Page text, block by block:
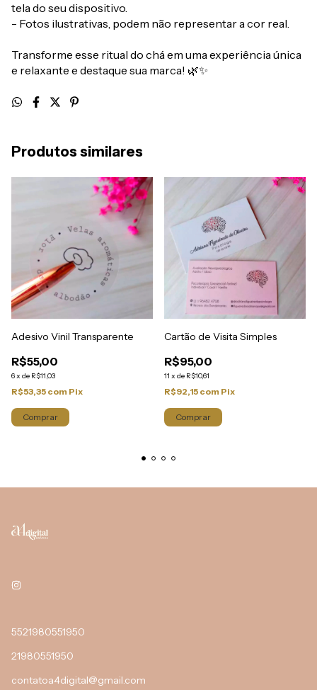
tela do seu dispositivo.
- Fotos ilustrativas, podem não representar a cor real.
Transforme esse ritual do chá em uma experiência única
e relaxante e destaque sua marca! 🌿✨
Produtos similares
Adesivo Vinil Transparente
R$55,00
6x de R$11,03
R$53,35 com Pix
Comprar
Cartão de Visita Simples
R$95,00
11 x de R$10,61
R$92,15 com Pix
Comprar
5521980551950
21980551950
contatoa4digital@gmail.com